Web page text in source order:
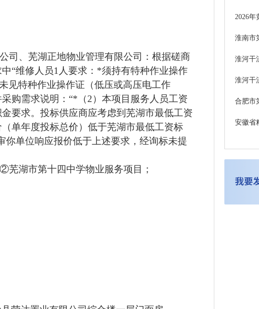
司、芜湖正地物业管理有限公司：根据磋商
“维修人员1人要求：*须持有特种作业操作
见特种作业操作证（低压或高压电工作
购需求说明：“*（2）本项目服务人员工资
要求。投标供应商应考虑到芜湖市最低工资
单年度投标总价）低于芜湖市最低工资标
你单位响应报价低于上述要求，经询标未提
湖市第十四中学物业服务项目；